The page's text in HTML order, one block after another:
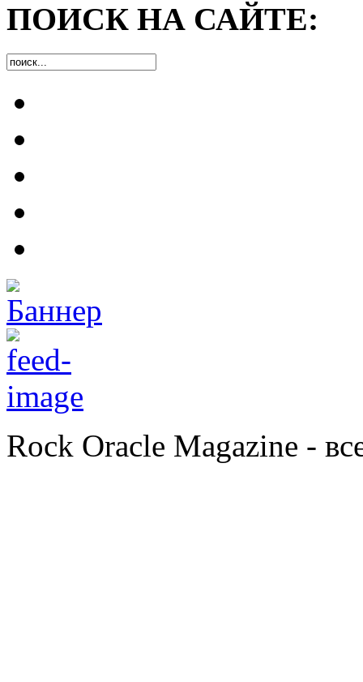
ПОИСК НА САЙТЕ:
Rock Oracle Magazine -